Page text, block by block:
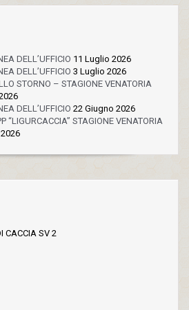
DELL’UFFICIO 11 Luglio 2026
DELL’UFFICIO 3 Luglio 2026
STORNO – STAGIONE VENATORIA
DELL’UFFICIO 22 Giugno 2026
“LIGURCACCIA” STAGIONE VENATORIA
CACCIA SV 2